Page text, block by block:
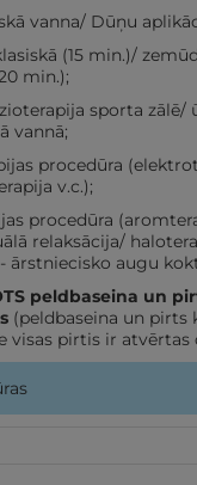
vanna/ Dūņu
(15 min.)/
min.);
sporta zālē/
vannā;
procedūra
v.c.);
procedūra
relaksācija/
ārstniecisko augu
peldbaseina un
(peldbaseina un pirts
visas pirtis ir atvērtas